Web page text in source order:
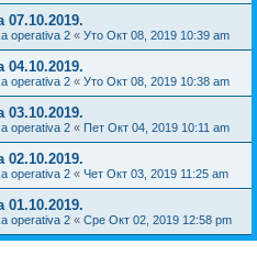
07.10.2019.
operativa 2 « Уто Окт 08, 2019 10:39 am
04.10.2019.
operativa 2 « Уто Окт 08, 2019 10:38 am
03.10.2019.
operativa 2 « Пет Окт 04, 2019 10:11 am
02.10.2019.
operativa 2 « Чет Окт 03, 2019 11:25 am
01.10.2019.
operativa 2 « Сре Окт 02, 2019 12:58 pm